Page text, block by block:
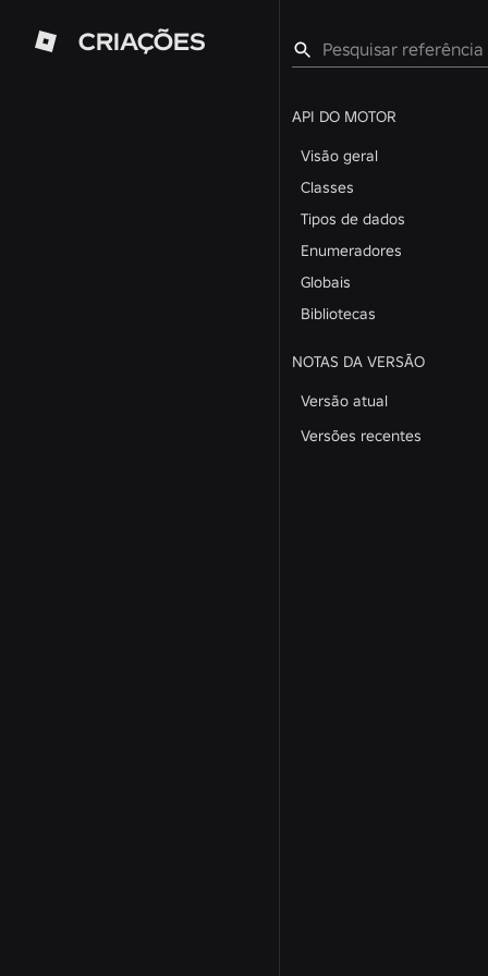
CRIAÇÕES
API DO MOTOR
Visão geral
Classes
Tipos de dados
Enumeradores
Globais
Bibliotecas
NOTAS DA VERSÃO
Versão atual
Versões recentes